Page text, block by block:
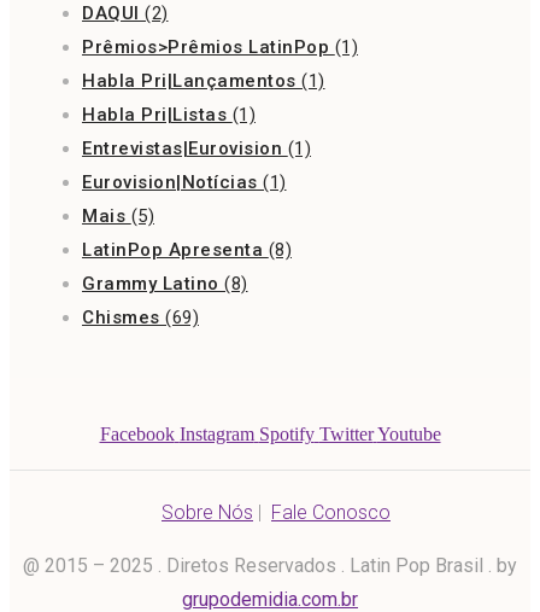
DAQUI (2)
Prêmios>Prêmios LatinPop (1)
Habla Pri|Lançamentos (1)
Habla Pri|Listas (1)
Entrevistas|Eurovision (1)
Eurovision|Notícias (1)
Mais (5)
LatinPop Apresenta (8)
Grammy Latino (8)
Chismes (69)
Facebook Instagram Spotify Twitter Youtube
Sobre Nós | Fale Conosco
@ 2015 – 2025 . Diretos Reservados . Latin Pop Brasil . by
grupodemidia.com.br